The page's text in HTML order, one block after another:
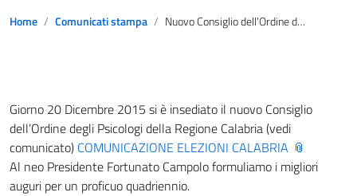
Home Comunicati stampa Nuovo Consiglio dell’Ordine degli Psicologi della Regione Calabria
Giorno 20 Dicembre 2015 si è insediato il nuovo Consiglio
dell’Ordine degli Psicologi della Regione Calabria (vedi
comunicato) COMUNICAZIONE ELEZIONI CALABRIA
Al neo Presidente Fortunato Campolo formuliamo i migliori
auguri per un proficuo quadriennio.